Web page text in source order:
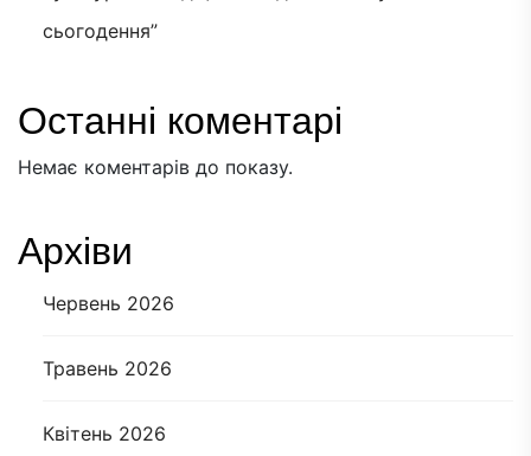
сьогодення”
Останні коментарі
Немає коментарів до показу.
Архіви
Червень 2026
Травень 2026
Квітень 2026